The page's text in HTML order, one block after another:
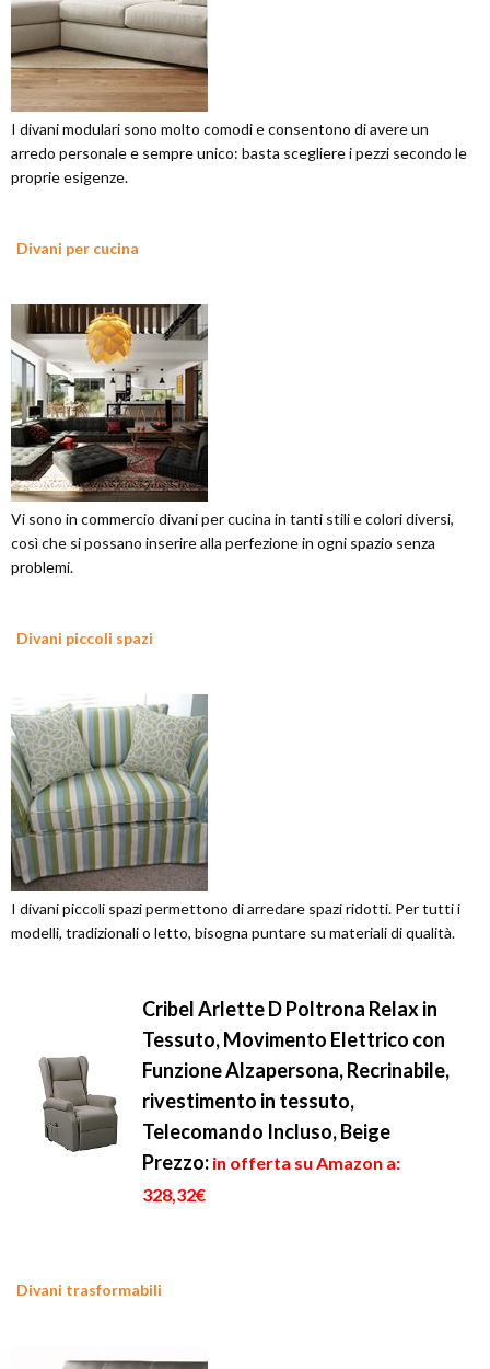
I divani modulari sono molto comodi e consentono di avere un
arredo personale e sempre unico: basta scegliere i pezzi secondo le
proprie esigenze.
Divani per cucina
Vi sono in commercio divani per cucina in tanti stili e colori diversi,
così che si possano inserire alla perfezione in ogni spazio senza
problemi.
Divani piccoli spazi
I divani piccoli spazi permettono di arredare spazi ridotti. Per tutti i
modelli, tradizionali o letto, bisogna puntare su materiali di qualità.
Cribel Arlette D Poltrona Relax in
Tessuto, Movimento Elettrico con
Funzione Alzapersona, Recrinabile,
rivestimento in tessuto,
Telecomando Incluso, Beige
Prezzo: in offerta su Amazon a:
328,32€
Divani trasformabili